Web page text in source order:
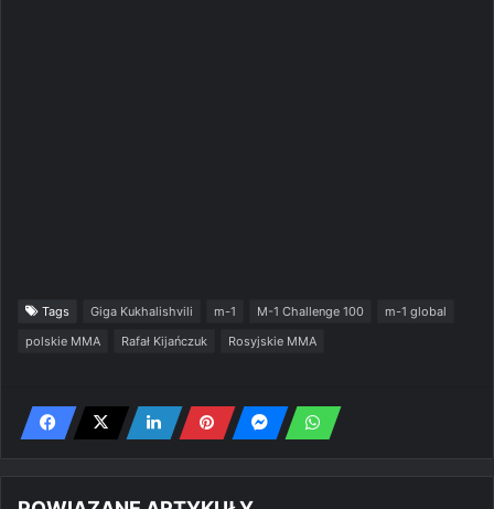
Tags Giga Kukhalishvili m-1 M-1 Challenge 100
m-1 global
polskie MMA
Rafał Kijańczuk Rosyjskie MMA